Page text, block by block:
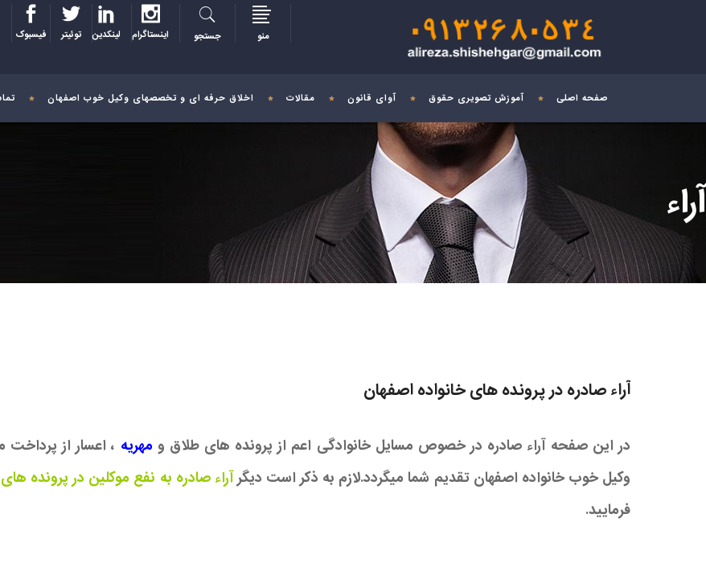
فیسبوک توئیتر لینکدین اینستاگرام جستجو منو
صفحه اصلی آموزش تصویری حقوق آوای قانون مقالات اخلاق حرفه ای و تخصصهای وکیل خوب اصفهان
آراء
آراء صادره در پرونده های خانواده اصفهان
در این صفحه آراء صادره در خصوص مسایل خانوادگی اعم از پرونده های طلاق و مهریه ، اعسار از پرداخت
وکیل خوب خانواده اصفهان تقدیم شما میگردد.لازم به ذکر است دیگرآراء صادره به نفع موکلین در پرونده
فرمایید.